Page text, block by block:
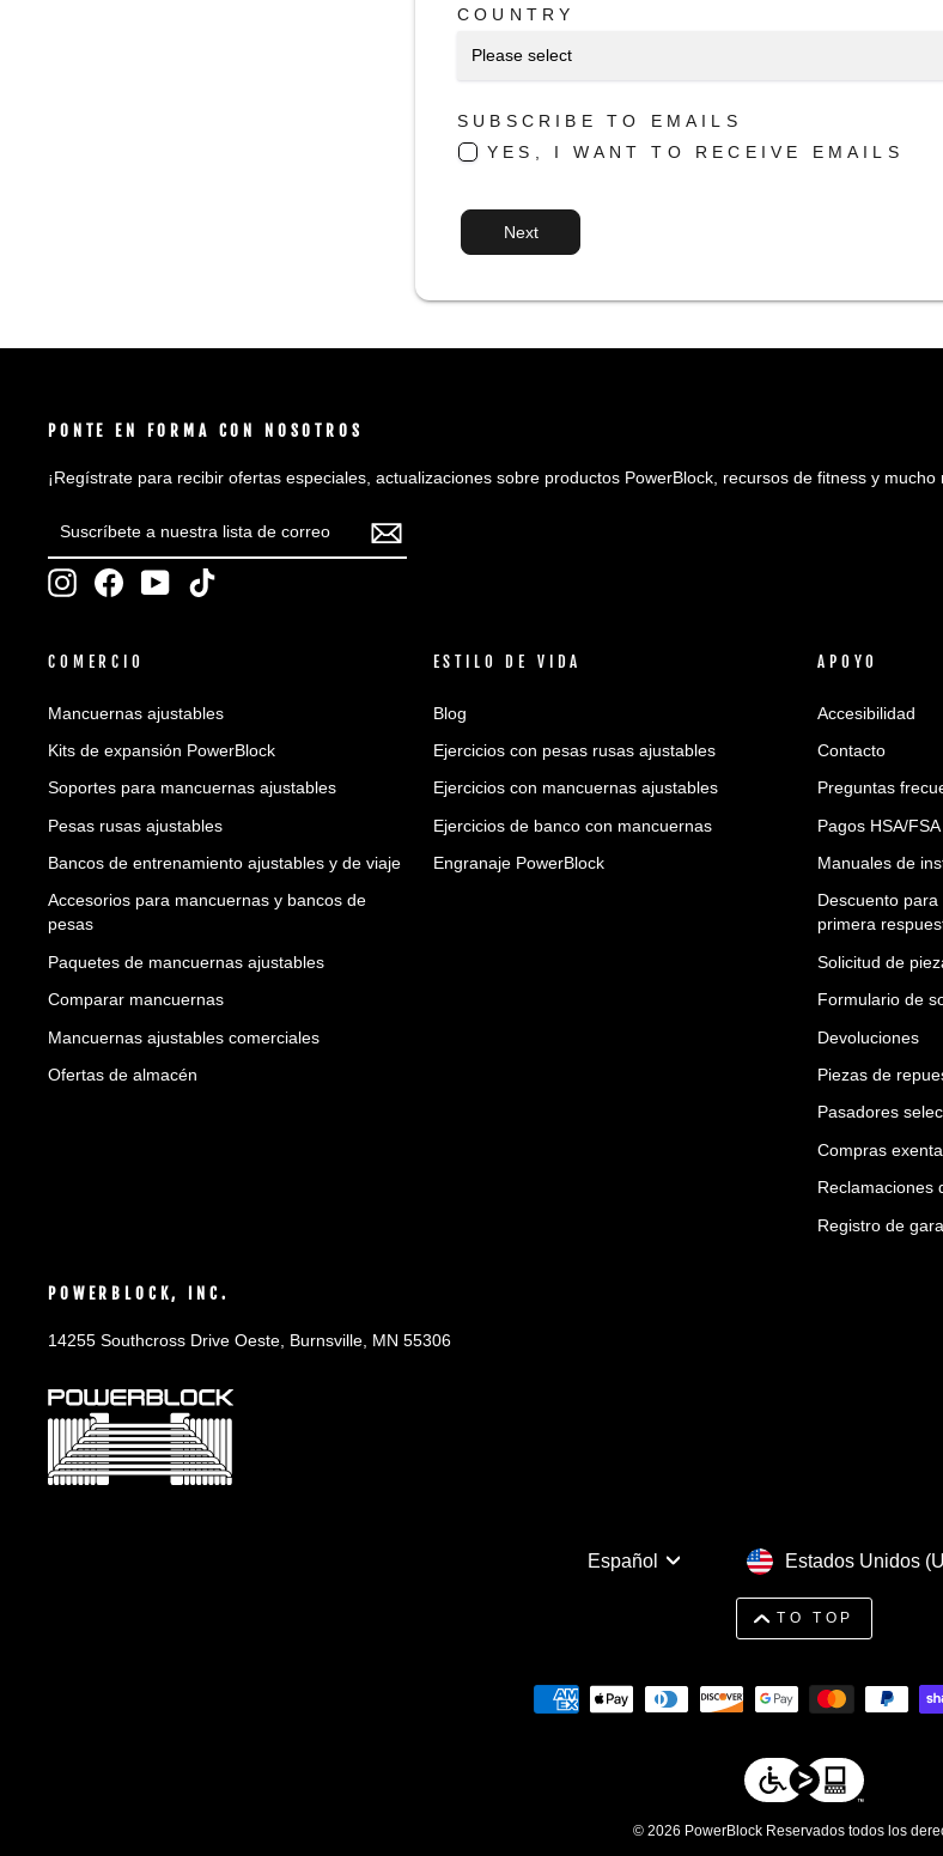
COUNTRY
SUBSCRIBE TO EMAILS
YES, I WANT TO RECEIVE EMAILS
Next
PONTE EN FORMA CON NOSOTROS
¡Regístrate para recibir ofertas especiales, actualizaciones sobre productos PowerBlock, recursos de fitness y mucho
A
NUESTRA
LISTA
InstagramFacebookYouTube
COMERCIO
Mancuernas ajustables
Kits de expansión PowerBlock
Soportes para mancuernas ajustables
Pesas rusas ajustables
Bancos de entrenamiento ajustables y de viaje
Accesorios para mancuernas y bancos de
pesas
Paquetes de mancuernas ajustables
Comparar mancuernas
Mancuernas ajustables comerciales
Ofertas de almacén
ESTILO DE VIDA
Blog
Ejercicios con pesas rusas ajustables
Ejercicios con mancuernas ajustables
Ejercicios de banco con mancuernas
Engranaje PowerBlock
APOYO
Accesibilidad
Contacto
Preguntas
Pagos HSA/FSA
Manuales de
Descuento
primera
Solicitud de
Formulario de
Devoluciones
Piezas de
Pasadores
Compras
Reclamaciones
Registro de
POWERBLOCK, INC.
14255 Southcross Drive Oeste, Burnsville, MN 55306
Idioma
Español MonedaEstados Unidos
TO TOP
© 2026 PowerBlock Reservados todos los